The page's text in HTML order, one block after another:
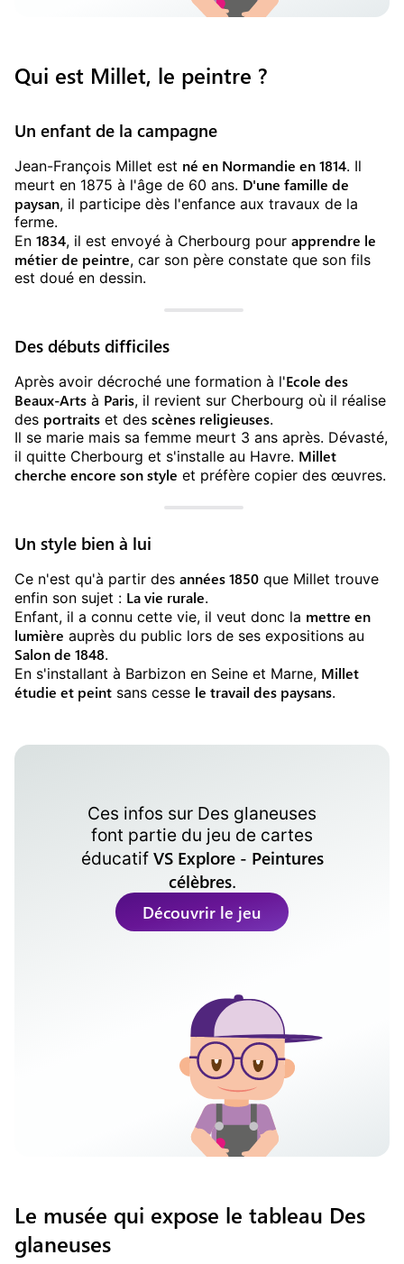
Qui est Millet, le peintre ?
Un enfant de la campagne
Jean-François Millet est né en Normandie en 1814. Il
meurt en 1875 à l'âge de 60 ans. D'une famille de
paysan, il participe dès l'enfance aux travaux de la
ferme.
En 1834, il est envoyé à Cherbourg pour apprendre le
métier de peintre, car son père constate que son fils
est doué en dessin.
Des débuts difficiles
Après avoir décroché une formation à l'Ecole des
Beaux-Arts à Paris, il revient sur Cherbourg où il réalise
des portraits et des scènes religieuses.
Il se marie mais sa femme meurt 3 ans après. Dévasté,
il quitte Cherbourg et s'installe au Havre. Millet
cherche encore son style et préfère copier des œuvres.
Un style bien à lui
Ce n'est qu'à partir des années 1850 que Millet trouve
enfin son sujet : La vie rurale.
Enfant, il a connu cette vie, il veut donc la mettre en
lumière auprès du public lors de ses expositions au
Salon de 1848.
En s'installant à Barbizon en Seine et Marne, Millet
étudie et peint sans cesse le travail des paysans.
Ces infos sur Des glaneuses
font partie du jeu de cartes
éducatif VS Explore - Peintures
célèbres.
Découvrir le jeu
Le musée qui expose le tableau Des
glaneuses